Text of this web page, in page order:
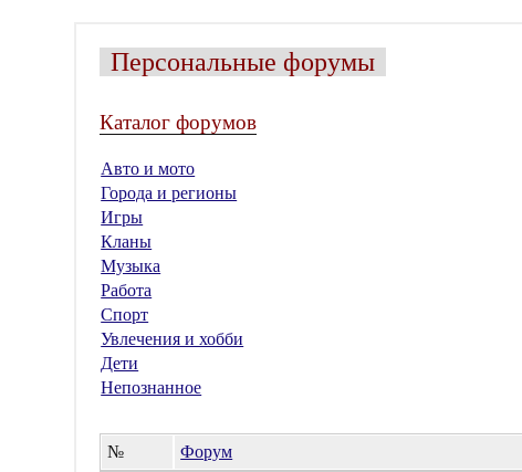
Персональные форумы
Каталог форумов
Авто и мото
Города и регионы
Игры
Кланы
Музыка
Работа
Спорт
Увлечения и хобби
Дети
Непознанное
№ Форум